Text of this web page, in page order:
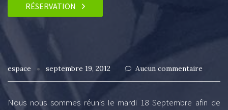
RÉSERVATION
espace septembre 19, 2012 Aucun commentaire
Nous nous sommes réunis le mardi 18 Septembre afin de